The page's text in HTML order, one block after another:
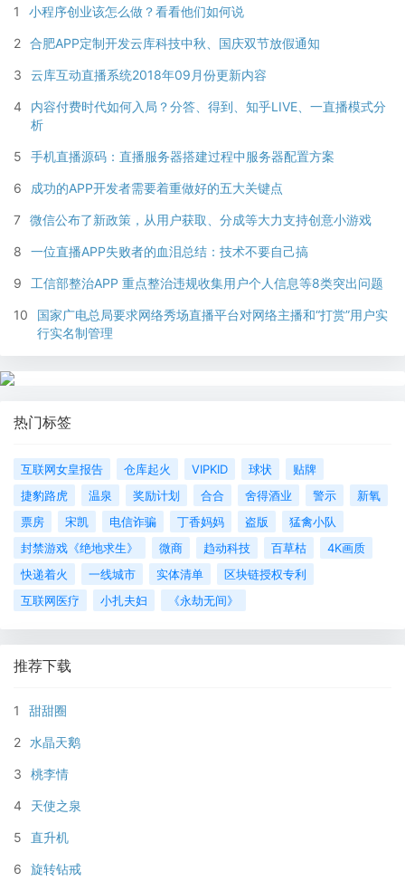
1 小程序创业该怎么做？看看他们如何说
2 合肥APP定制开发云库科技中秋、国庆双节放假通知
3 云库互动直播系统2018年09月份更新内容
4
内容付费时代如何入局？分答、得到、知乎LIVE、一直播模式分
析
5 手机直播源码：直播服务器搭建过程中服务器配置方案
6 成功的APP开发者需要着重做好的五大关键点
7 微信公布了新政策，从用户获取、分成等大力支持创意小游戏
8 一位直播APP失败者的血泪总结：技术不要自己搞
9 工信部整治APP 重点整治违规收集用户个人信息等8类突出问题
10
国家广电总局要求网络秀场直播平台对网络主播和“打赏”用户实
行实名制管理
热门标签
互联网女皇报告 仓库起火 VIPKID 球状
贴牌
捷豹路虎
温泉 奖励计划 合合 舍得酒业 警示
新氧
票房
宋凯 电信诈骗 丁香妈妈 盗版
猛禽小队
封禁游戏《绝地求生》
微商 趋动科技 百草枯
4K画质
快递着火
一线城市 实体清单
区块链授权专利
互联网医疗
小扎夫妇 《永劫无间》
推荐下载
1 甜甜圈
2 水晶天鹅
3 桃李情
4 天使之泉
5 直升机
6 旋转钻戒